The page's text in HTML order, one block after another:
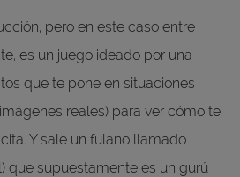
pero en este caso entre
es un juego ideado por una
que te pone en situaciones
reales) para ver cómo te
Y sale un fulano llamado
que supuestamente es un gurú